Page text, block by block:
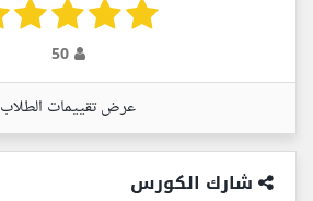
50
عرض تقييمات الطلاب
شارك الكورس